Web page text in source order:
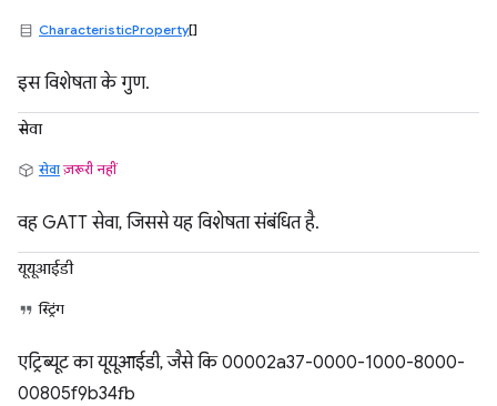
CharacteristicProperty[]
इस विशेषता के गुण.
सेवा
सेवा ज़रूरी नहीं
वह GATT सेवा, जिससे यह विशेषता संबंधित है.
यूयूआईडी
स्ट्रिंग
एट्रिब्यूट का यूयूआईडी, जैसे कि 00002a37-0000-1000-8000-
00805f9b34fb.